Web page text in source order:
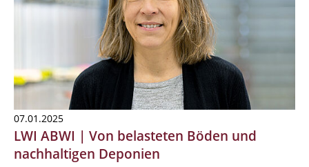
07.01.2025
LWI ABWI | Von belasteten Böden und
nachhaltigen Deponien